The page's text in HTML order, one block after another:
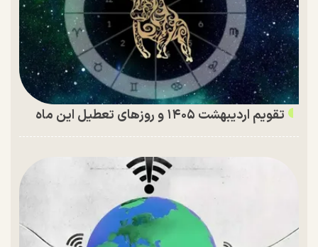
تقویم اردیبهشت ۱۴۰۵ و روز‌های تعطیل این ماه